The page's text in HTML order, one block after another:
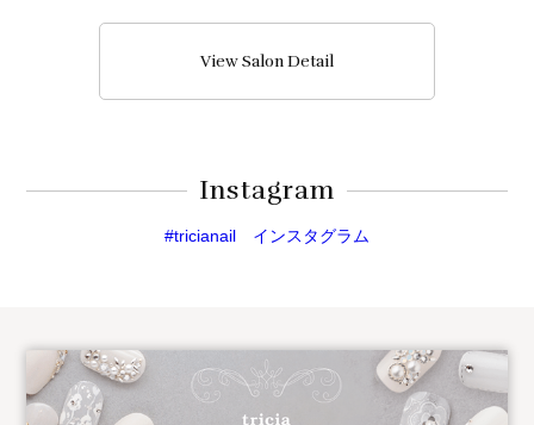
View Salon Detail
Instagram
#tricianail インスタグラム